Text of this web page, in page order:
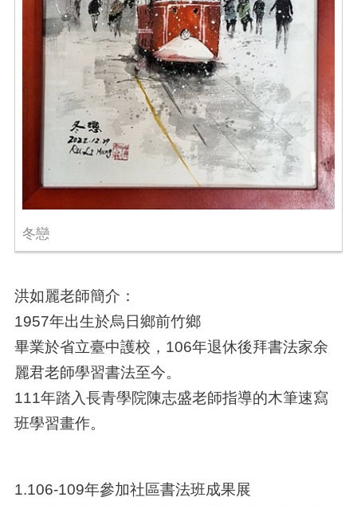
冬戀
洪如麗老師簡介：
1957年出生於烏日鄉前竹鄉
畢業於省立臺中護校，106年退休後拜書法家余
麗君老師學習書法至今。
111年踏入長青學院陳志盛老師指導的木筆速寫
班學習畫作。
1.106-109年參加社區書法班成果展